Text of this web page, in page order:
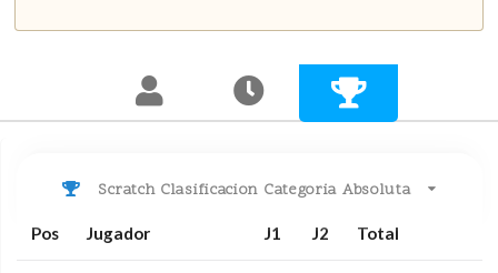
Scratch Clasificacion Categoria Absoluta
Pos Jugador J1 J2 Total